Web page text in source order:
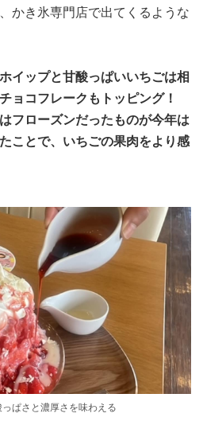
かき氷専門店で出てくるような
イップと甘酸っぱいいちごは相
ョコフレークもトッピング！
フローズンだったものが今年は
ことで、いちごの果肉をより感
ぱさと濃厚さを味わえる